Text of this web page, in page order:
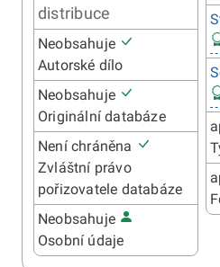
distribuce
Neobsahuje
Autorské dílo
Neobsahuje
Originální databáze
Není chráněna
Zvláštní právo
pořizovatele databáze
Neobsahuje
Osobní údaje